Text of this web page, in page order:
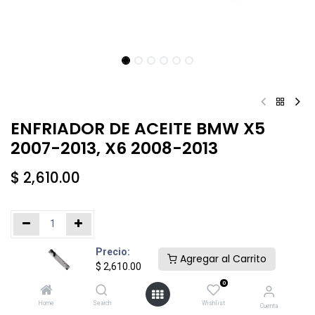
Precio:
$ 2,610.00
Agregar al Carrito
Home Search
0
Wishlist Cuenta
ENFRIADOR DE ACEITE BMW X5
2007-2013, X6 2008-2013
$ 2,610.00
Añadir al carrito Comprar ahora
Agregar a la lista de deseos